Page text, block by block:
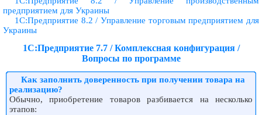
предприятием для Украины
1С:Предприятие 8.2 / Управление торговым предприятием для
Украины
1С:Предприятие 7.7 / Комплексная конфигурация /
Вопросы по программе
Как заполнить доверенность при получении товара на
реализацию?
Обычно, приобретение товаров разбивается на несколько
этапов: